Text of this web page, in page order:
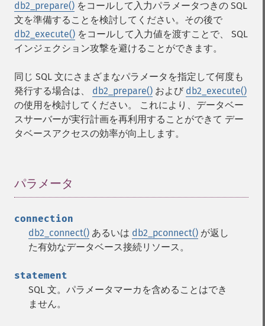
db2_prepare() をコールして入力パラメータつきの SQL
文を準備することを検討してください。その後で
db2_execute() をコールして入力値を渡すことで、 SQL
インジェクション攻撃を避けることができます。
同じ SQL 文にさまざまなパラメータを指定して何度も
発行する場合は、 db2_prepare() および db2_execute()
の使用を検討してください。 これにより、データベー
スサーバーが実行計画を再利用することができて デー
タベースアクセスの効率が向上します。
パラメータ
connection
db2_connect() あるいは db2_pconnect() が返し
た有効なデータベース接続リソース。
statement
SQL 文。パラメータマーカを含めることはでき
ません。